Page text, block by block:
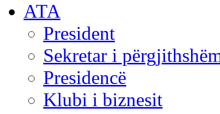
АТА
President
Sekretar i
Presidencë
Klubi i biznesit